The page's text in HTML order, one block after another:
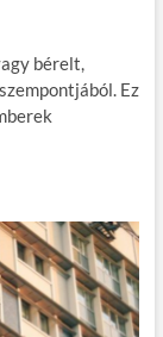
bérelt,
Ez